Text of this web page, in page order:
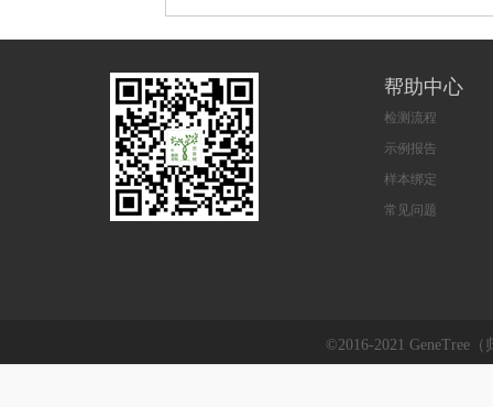
帮助中心
检测流程
示例报告
样本绑定
常见问题
©2016-2021 GeneTree